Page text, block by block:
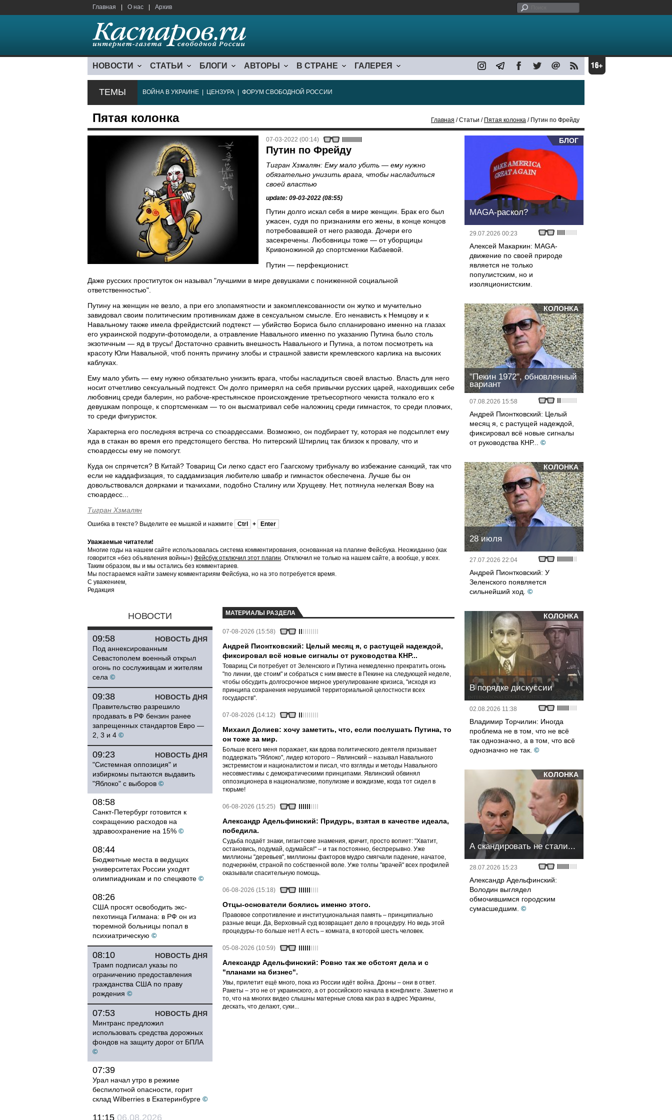
Главная О нас Архив
НОВОСТИ СТАТЬИ БЛОГИ АВТОРЫ В СТРАНЕ ГАЛЕРЕЯ
ТЕМЫ ВОЙНА В УКРАИНЕ ЦЕНЗУРА ФОРУМ СВОБОДНОЙ РОССИИ
Пятая колонка Главная / Статьи / Пятая колонка / Путин по Фрейду
07-03-2022 (00:14)
Путин по Фрейду
Тигран Хзмалян: Ему мало убить — ему нужно
обязательно унизить врага, чтобы насладиться
своей властью
update: 09-03-2022 (08:55)
Путин долго искал себя в мире женщин. Брак его был
ужасен, судя по признаниям его жены, в конце концов
потребовавшей от него развода. Дочери его
засекречены. Любовницы тоже — от уборщицы
Кривоножиной до спортсменки Кабаевой.
Путин — перфекционист.
Даже русских проституток он называл "лучшими в мире девушками с пониженной социальной
ответственностью".
Путину на женщин не везло, а при его злопамятности и закомплексованности он жутко и мучительно
завидовал своим политическим противникам даже в сексуальном смысле. Его ненависть к Немцову и к
Навальному также имела фрейдистский подтекст — убийство Бориса было спланировано именно на глазах
его украинской подруги-фотомодели, а отравление Навального именно по указанию Путина было столь
экзотичным — яд в трусы! Достаточно сравнить внешность Навального и Путина, а потом посмотреть на
красоту Юли Навальной, чтоб понять причину злобы и страшной зависти кремлевского карлика на высоких
каблуках.
Ему мало убить — ему нужно обязательно унизить врага, чтобы насладиться своей властью. Власть для него
носит отчетливо сексуальный подтекст. Он долго примерял на себя привычки русских царей, находивших себе
любовниц среди балерин, но рабоче-крестьянское происхождение третьесортного чекиста толкало его к
девушкам попроще, к спортсменкам — то он высматривал себе наложниц среди гимнасток, то среди пловчих,
то среди фигуристок.
Характерна его последняя встреча со стюардессами. Возможно, он подбирает ту, которая не подсыплет ему
яда в стакан во время его предстоящего бегства. Но питерский Штирлиц так близок к провалу, что и
стюардессы ему не помогут.
Куда он спрячется? В Китай? Товарищ Си легко сдаст его Гаагскому трибуналу во избежание санкций, так что
если не каддафизация, то саддамизация любителю швабр и гимнасток обеспечена. Лучше бы он
довольствовался доярками и ткачихами, подобно Сталину или Хрущеву. Нет, потянула нелегкая Вову на
стюардесс...
Тигран Хзмалян
Ошибка в тексте? Выделите ее мышкой и нажмите Ctrl + Enter
Уважаемые читатели!
Многие годы на нашем сайте использовалась система комментирования, основанная на плагине Фейсбука. Неожиданно (как
говорится «без объявления войны») Фейсбук отключил этот плагин. Отключил не только на нашем сайте, а вообще, у всех.
Таким образом, вы и мы остались без комментариев.
Мы постараемся найти замену комментариям Фейсбука, но на это потребуется время.
С уважением,
Редакция
НОВОСТИ
НОВОСТЬ ДНЯ
09:58
Под аннексированным
Севастополем военный открыл
огонь по сослуживцам и жителям
села ©
НОВОСТЬ ДНЯ
09:38
Правительство разрешило
продавать в РФ бензин ранее
запрещенных стандартов Евро —
2, 3 и 4 ©
НОВОСТЬ ДНЯ
09:23
"Системная оппозиция" и
избиркомы пытаются выдавить
"Яблоко" с выборов ©
08:58
Санкт-Петербург готовится к
сокращению расходов на
здравоохранение на 15% ©
08:44
Бюджетные места в ведущих
университетах России уходят
олимпиадникам и по спецквоте ©
08:26
США просят освободить экс-
пехотинца Гилмана: в РФ он из
тюремной больницы попал в
психиатрическую ©
НОВОСТЬ ДНЯ
08:10
Трамп подписал указы по
ограничению предоставления
гражданства США по праву
рождения ©
НОВОСТЬ ДНЯ
07:53
Минтранс предложил
использовать средства дорожных
фондов на защиту дорог от БПЛА
©
07:39
Урал начал утро в режиме
беспилотной опасности, горит
склад Wilberries в Екатеринбурге ©
11:15 06.08.2026
МАТЕРИАЛЫ РАЗДЕЛА
07-08-2026 (15:58)
Андрей Пионтковский: Целый месяц я, с растущей надеждой,
фиксировал всё новые сигналы от руководства КНР...
Товарищ Си потребует от Зеленского и Путина немедленно прекратить огонь
"по линии, где стоим" и собраться с ним вместе в Пекине на следующей неделе,
чтобы обсудить долгосрочное мирное урегулирование кризиса, "исходя из
принципа сохранения нерушимой территориальной целостности всех
государств".
07-08-2026 (14:12)
Михаил Долиев: хочу заметить, что, если послушать Путина, то
он тоже за мир.
Больше всего меня поражает, как вдова политического деятеля призывает
поддержать "Яблоко", лидер которого – Явлинский – называл Навального
экстремистом и националистом и писал, что взгляды и методы Навального
несовместимы с демократическими принципами. Явлинский обвинял
оппозиционера в национализме, популизме и вождизме, когда тот сидел в
тюрьме!
06-08-2026 (15:25)
Александр Адельфинский: Придурь, взятая в качестве идеала,
победила.
Судьба подаёт знаки, гигантские знамения, кричит, просто вопиет: "Хватит,
остановись, подумай, одумайся!" – и так постоянно, беспрерывно. Уже
миллионы "деревьев", миллионы факторов мудро смягчали падение, начатое,
подчеркнём, страной по собственной воле. Уже толпы "врачей" всех профилей
оказывали спасительную помощь.
06-08-2026 (15:18)
Отцы-основатели боялись именно этого.
Правовое сопротивление и институциональная память – принципиально
разные вещи. Да, Верховный суд возвращает дело в процедуру. Но ведь этой
процедуры-то больше нет! А есть – комната, в которой шесть человек.
05-08-2026 (10:59)
Александр Адельфинский: Ровно так же обстоят дела и с
"планами на бизнес".
Увы, прилетит ещё много, пока из России идёт война. Дроны – они в ответ.
Ракеты – это не от украинского, а от российского начала в конфликте. Заметно и
то, что на многих видео слышны матерные слова как раз в адрес Украины,
дескать, что делают, суки...
БЛОГ
MAGA-раскол?
29.07.2026 00:23
Алексей Макаркин: MAGA-
движение по своей природе
является не только
популистским, но и
изоляционистским.
КОЛОНКА
"Пекин 1972", обновленный
вариант
07.08.2026 15:58
Андрей Пионтковский: Целый
месяц я, с растущей надеждой,
фиксировал всё новые сигналы
от руководства КНР...
©
КОЛОНКА
28 июля
27.07.2026 22:04
Андрей Пионтковский: У
Зеленского появляется
сильнейший ход. ©
КОЛОНКА
В порядке дискуссии
02.08.2026 11:38
Владимир Торчилин: Иногда
проблема не в том, что не всё
так однозначно, а в том, что всё
однозначно не так. ©
КОЛОНКА
А скандировать не стали...
28.07.2026 15:23
Александр Адельфинский:
Володин выглядел
обмочившимся городским
сумасшедшим. ©